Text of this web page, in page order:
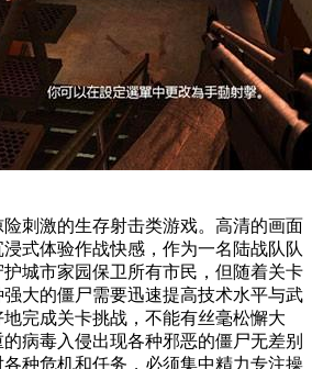
激的生存射击类游戏。高清的画面
式体验作战快感，作为一名陆战队队
城市家园保卫所有市民，但随着关卡
大的僵尸需要迅速提高技术水平与武
完成关卡挑战，不能有丝毫松懈大
病毒入侵出现各种邪恶的僵尸无差别
种危机和任务，必须集中精力专注操